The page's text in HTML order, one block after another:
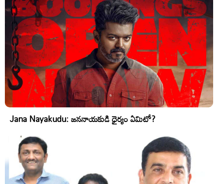
Jana Nayakudu: జననాయకుడి ధైర్యం ఏమిటో?